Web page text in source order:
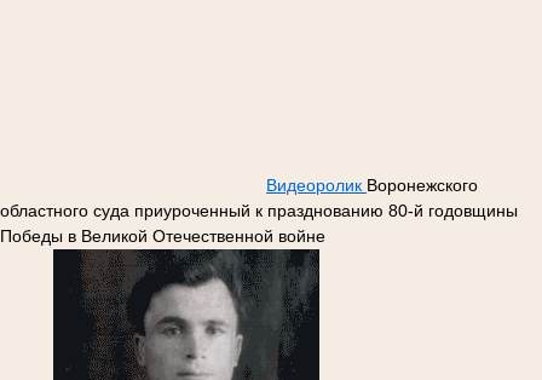
Видеоролик Воронежского
областного суда приуроченный к празднованию 80-й годовщины
Победы в Великой Отечественной войне